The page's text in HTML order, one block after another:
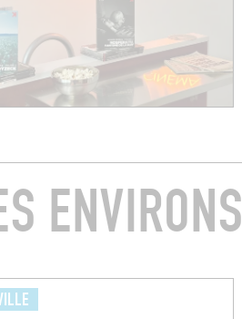
ENVIRONS